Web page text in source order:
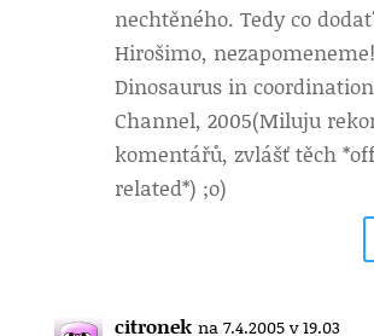
nechtěného. Tedy co
Hirošimo, nezapomeneme!
Dinosaurus in
Channel, 2005(Miluju
komentářů, zvlášť těch
related*) ;o)
citronek na 7.4.2005 v 19.03